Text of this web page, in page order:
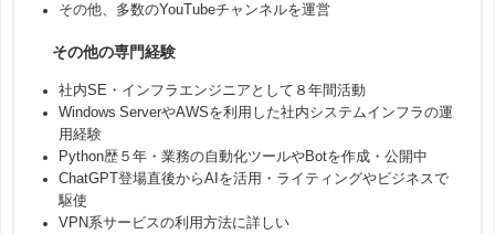
その他、多数のYouTubeチャンネルを運営
その他の専門経験
社内SE・インフラエンジニアとして８年間活動
Windows ServerやAWSを利用した社内システムインフラの運
用経験
Python歴５年・業務の自動化ツールやBotを作成・公開中
ChatGPT登場直後からAIを活用・ライティングやビジネスで
駆使
VPN系サービスの利用方法に詳しい